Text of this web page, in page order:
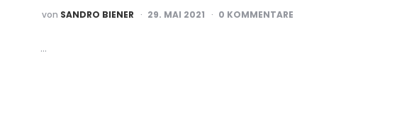
POSTED
BY
von SANDRO BIENER 29. MAI 2021 0 KOMMENTARE
…